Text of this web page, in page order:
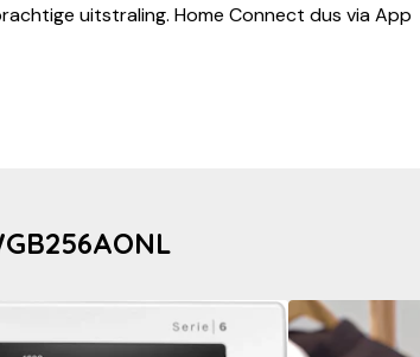
uitstraling. Home Connect dus via App